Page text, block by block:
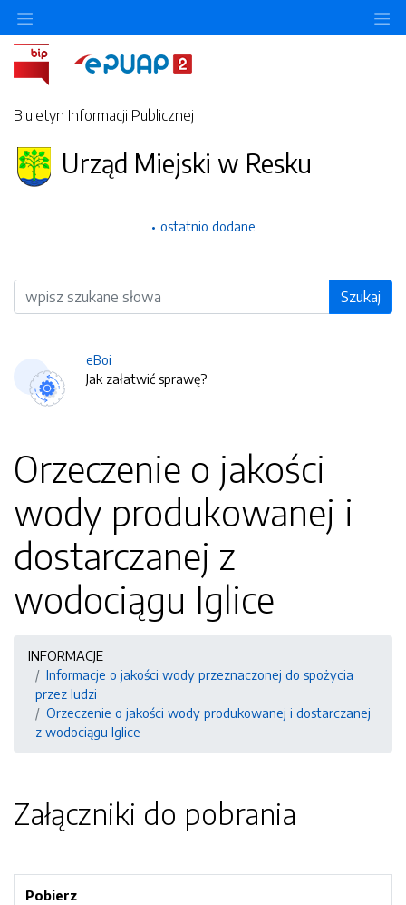
Biuletyn Informacji Publicznej
Urząd Miejski w Resku
ostatnio dodane
Wyszukiwarka Szukaj
eBoi
Jak załatwić sprawę?
Orzeczenie o jakości
wody produkowanej i
dostarczanej z
wodociągu Iglice
INFORMACJE
Informacje o jakości wody przeznaczonej do spożycia
przez ludzi
Orzeczenie o jakości wody produkowanej i dostarczanej
z wodociągu Iglice
Załączniki do pobrania
Pobierz